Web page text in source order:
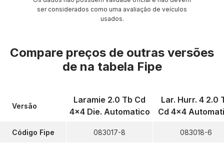
ser considerados como uma avaliação de veículos
usados.
Compare preços de outras versões
de na tabela Fipe
Versão
Código Fipe
Laramie 2.0 Tb Cd
4x4 Die. Automatico
083017-8
Lar. Hurr. 4 2.0
Cd 4x4
083018-6